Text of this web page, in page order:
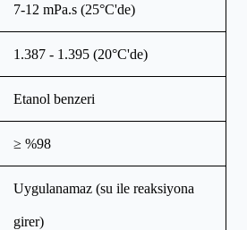
7-12 mPa.s (25°C'de)
1.387 - 1.395 (20°C'de)
Etanol benzeri
≥ %98
Uygulanamaz (su ile reaksiyona
girer)